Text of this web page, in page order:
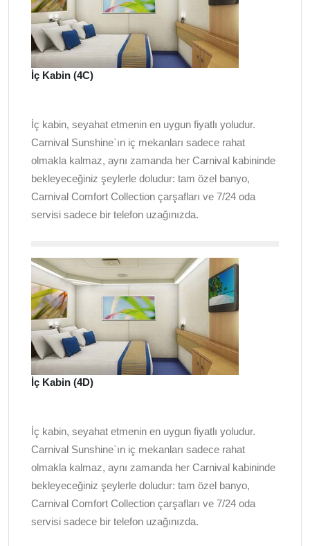
İç Kabin (4C)
İç kabin, seyahat etmenin en uygun fiyatlı yoludur.
Carnival Sunshine`ın iç mekanları sadece rahat
olmakla kalmaz, aynı zamanda her Carnival kabininde
bekleyeceğiniz şeylerle doludur: tam özel banyo,
Carnival Comfort Collection çarşafları ve 7/24 oda
servisi sadece bir telefon uzağınızda.
İç Kabin (4D)
İç kabin, seyahat etmenin en uygun fiyatlı yoludur.
Carnival Sunshine`ın iç mekanları sadece rahat
olmakla kalmaz, aynı zamanda her Carnival kabininde
bekleyeceğiniz şeylerle doludur: tam özel banyo,
Carnival Comfort Collection çarşafları ve 7/24 oda
servisi sadece bir telefon uzağınızda.